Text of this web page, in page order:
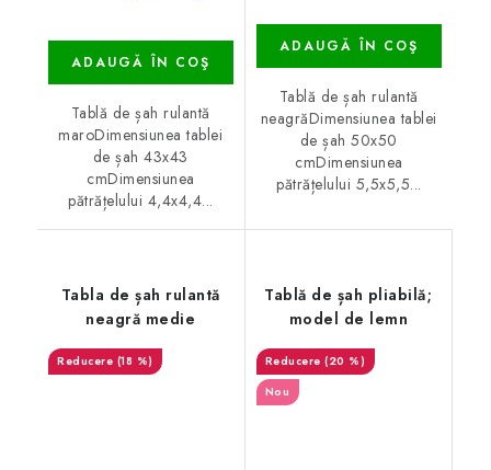
ADAUGĂ ÎN COŞ
Tablă de șah rulantă
maroDimensiunea tablei
de șah 43x43
cmDimensiunea
pătrățelului 4,4x4,4...
ADAUGĂ ÎN COŞ
Tablă de șah rulantă
neagrăDimensiunea tablei
de șah 50x50
cmDimensiunea
pătrățelului 5,5x5,5...
Tabla de șah rulantă
neagră medie
(18 %)
Tablă de șah pliabilă;
model de lemn
(20 %)
Nou